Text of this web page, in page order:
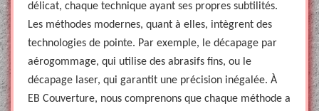
délicat, chaque technique ayant ses propres subtilités.
Les méthodes modernes, quant à elles, intègrent des
technologies de pointe. Par exemple, le décapage par
aérogommage, qui utilise des abrasifs fins, ou le
décapage laser, qui garantit une précision inégalée. À
EB Couverture, nous comprenons que chaque méthode a